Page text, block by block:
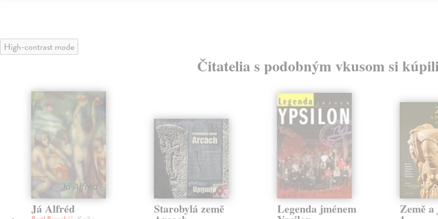
High-contrast mode
Čitatelia s podobným vkusom si
Já Alfréd Starobylá země Legenda jménem Země